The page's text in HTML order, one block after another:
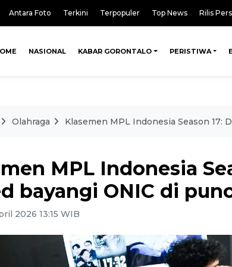
Antara Foto Terkini Terpopuler Top News Rilis Pers
NASIONAL KABAR GORONTALO PERISTIWA
Olahraga Klasemen MPL Indonesia Season 17:
MPL Indonesia
bayangi ONIC di
2026 13:15 WIB